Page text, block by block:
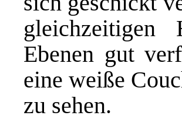
gleichzeitigen
Ebenen gut
eine weiße
zu sehen.